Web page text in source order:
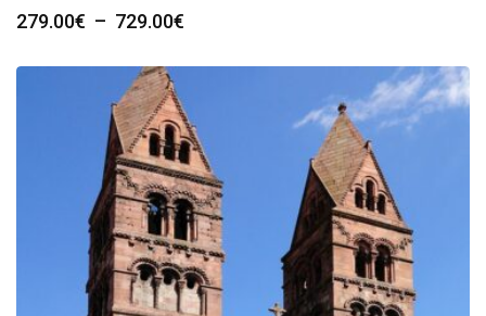
279.00€ – 729.00€
prix :
à
729.00€